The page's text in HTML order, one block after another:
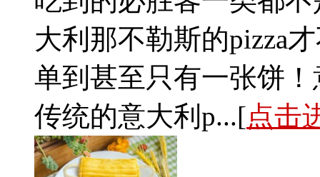
大利那不勒斯的pizza
单到甚至只有一张饼
传统的意大利p...[点击